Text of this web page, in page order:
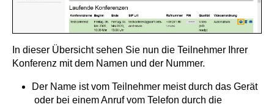
In dieser Übersicht sehen Sie nun die Teilnehmer Ihrer
Konferenz mit dem Namen und der Nummer.
Der Name ist vom Teilnehmer meist durch das Gerät
oder bei einem Anruf vom Telefon durch die